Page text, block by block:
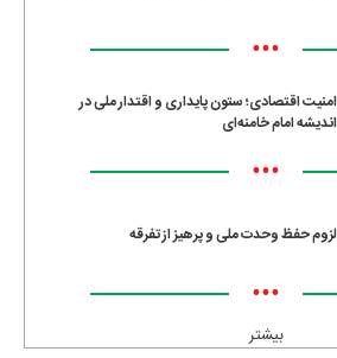
•••
امنیت اقتصادی؛ ستون پایداری و اقتدار ملی در
اندیشه امام خامنه‌ای
•••
لزوم حفظ وحدت ملی و پرهیز از تفرقه
•••
بیشتر